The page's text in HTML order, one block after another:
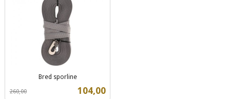
Bred sporline
Tilbud
104,00
260,00
mva.